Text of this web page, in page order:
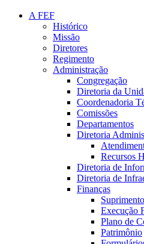
A FEF
Histórico
Missão
Diretores
Regimento
Administração
Congregação
Diretoria da
Coordenadoria
Comissões
Departamentos
Diretoria
Recursos
Diretoria de
Diretoria de
Finanças
Execução
Plano de
Patrimônio